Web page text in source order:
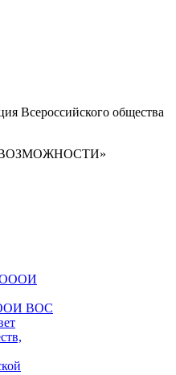
Всероссийского общества
ОООИ
ВОС